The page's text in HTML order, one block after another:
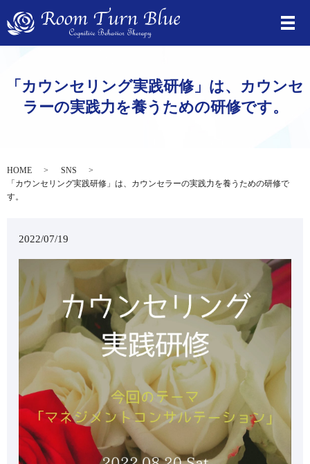
⁡「カウンセリング実践研修」は、カウンセ
ラーの実践力を養うための研修です。
HOME
SNS
⁡「カウンセリング実践研修」は、カウンセラーの実践力を養うための研修で
す。
2022/07/19